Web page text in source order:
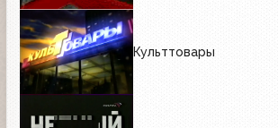
Культтовары